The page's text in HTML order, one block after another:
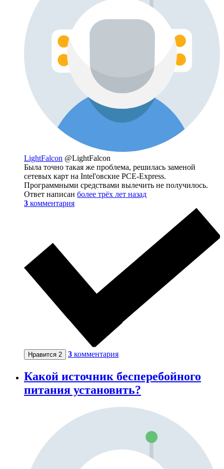
LightFalcon @LightFalcon
Была точно такая же проблема, решилась заменой
сетевых карт на Intel'овские PCE-Express.
Программными средствами вылечить не получилось.
Ответ написан более трёх лет назад
3 комментария
Нравится 2 3 комментария
Какой источник бесперебойного
питания установить?